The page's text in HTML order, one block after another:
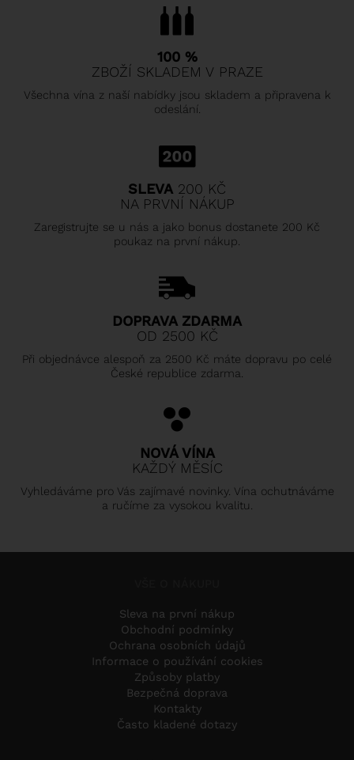
100 %
ZBOŽÍ SKLADEM V PRAZE
Všechna vína z naší nabídky jsou skladem a připravena k
odeslání.
SLEVA 200 KČ
NA PRVNÍ NÁKUP
Zaregistrujte se u nás a jako bonus dostanete 200 Kč
poukaz na první nákup.
DOPRAVA ZDARMA
OD 2500 KČ
Při objednávce alespoň za 2500 Kč máte dopravu po celé
České republice zdarma.
NOVÁ VÍNA
KAŽDÝ MĚSÍC
Vyhledáváme pro Vás zajímavé novinky. Vína ochutnáváme
a ručíme za vysokou kvalitu.
Sleva na první nákup
Obchodní podmínky
Ochrana osobních údajů
Informace o používání cookies
Způsoby platby
Bezpečná doprava
Kontakty
Často kladené dotazy